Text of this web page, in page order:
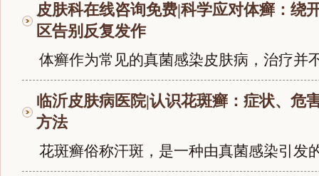
皮肤科在线咨询免费|科学应对体癣：绕
区告别反复发作
体癣作为常见的真菌感染皮肤病，治疗并
临沂皮肤病医院|认识花斑癣：症状、危
方法
花斑癣俗称汗斑，是一种由真菌感染引发